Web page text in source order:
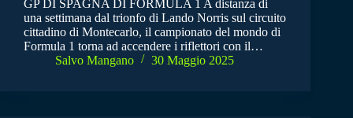
GP DI SPAGNA DI FORMULA 1 A distanza di
una settimana dal trionfo di Lando Norris sul circuito
cittadino di Montecarlo, il campionato del mondo di
Formula 1 torna ad accendere i riflettori con il…
Salvo Mangano
30 Maggio 2025